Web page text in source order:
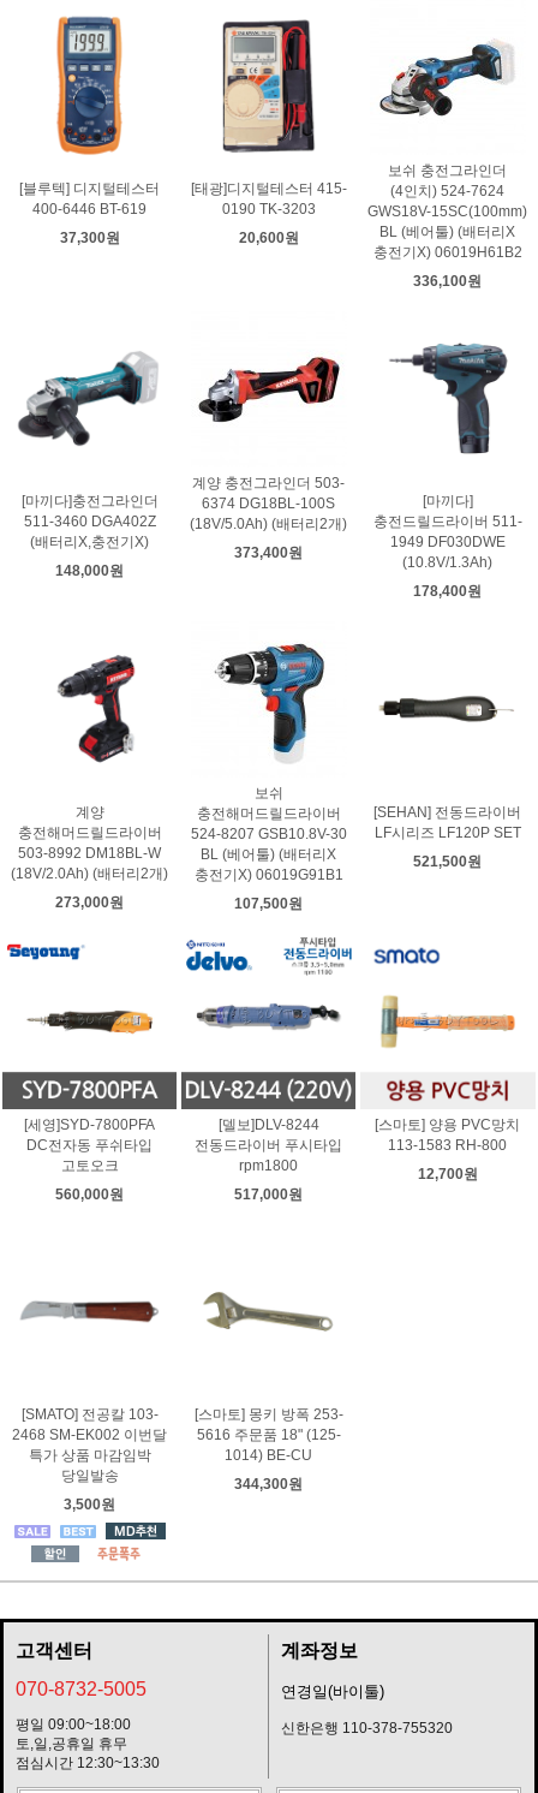
[블루텍] 디지털테스터
400-6446 BT-619
37,300원
[태광]디지털테스터 415-
0190 TK-3203
20,600원
보쉬 충전그라인더
(4인치) 524-7624
GWS18V-15SC(100mm)
BL (베어툴) (배터리X
충전기X) 06019H61B2
336,100원
[마끼다]충전그라인더
511-3460 DGA402Z
(배터리X,충전기X)
148,000원
계양 충전그라인더 503-
6374 DG18BL-100S
(18V/5.0Ah) (배터리2개)
373,400원
[마끼다]
충전드릴드라이버 511-
1949 DF030DWE
(10.8V/1.3Ah)
178,400원
계양
충전해머드릴드라이버
503-8992 DM18BL-W
(18V/2.0Ah) (배터리2개)
273,000원
보쉬
충전해머드릴드라이버
524-8207 GSB10.8V-30
BL (베어툴) (배터리X
충전기X) 06019G91B1
107,500원
[SEHAN] 전동드라이버
LF시리즈 LF120P SET
521,500원
[세영]SYD-7800PFA
DC전자동 푸쉬타입
고토오크
560,000원
[델보]DLV-8244
전동드라이버 푸시타입
rpm1800
517,000원
[스마토] 양용 PVC망치
113-1583 RH-800
12,700원
[SMATO] 전공칼 103-
2468 SM-EK002 이번달
특가 상품 마감임박
당일발송
3,500원
[스마토] 몽키 방폭 253-
5616 주문품 18" (125-
1014) BE-CU
344,300원
고객센터
070-8732-5005
평일 09:00~18:00
토,일,공휴일 휴무
점심시간 12:30~13:30
계좌정보
연경일(바이툴)
신한은행 110-378-755320